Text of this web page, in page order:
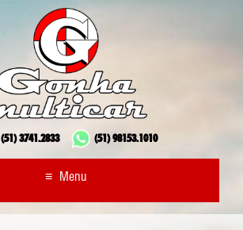
(51)3741.2833 (51)98153.1010
≡ Menu